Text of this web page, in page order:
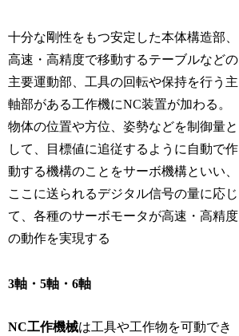
十分な剛性をもつ安定した本体構造部、
高速・高精度で移動するテーブルなどの
主要運動部、工具の回転や保持を行う主
軸部がある工作機にNC装置が加わる。
物体の位置や方位、姿勢などを制御量と
して、目標値に追従するように自動で作
動する機構のことをサーボ機構といい、
ここに送られるデジタル信号の量に応じ
て、各種のサーボモータが高速・高精度
の動作を実現する
3軸・5軸・6軸
NC工作機械は工具や工作物を可動でき